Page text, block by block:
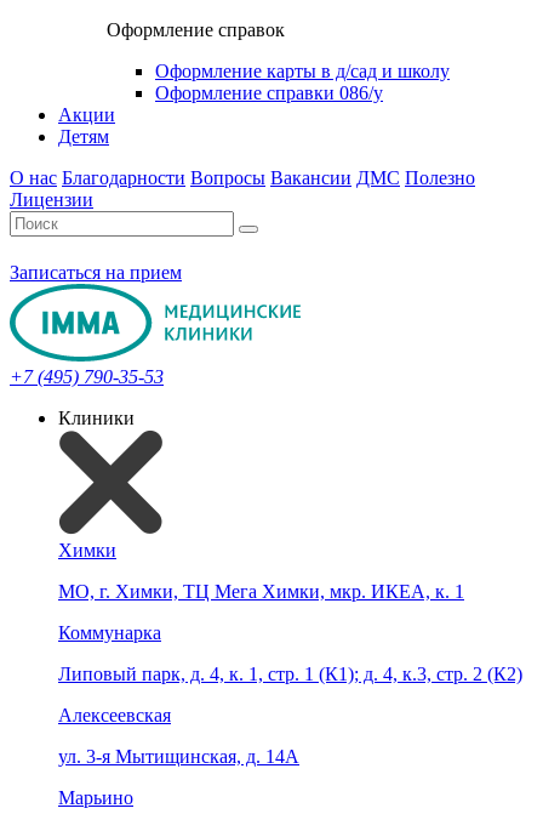
Оформление справок
Оформление карты в д/сад и школу
Оформление справки 086/у
Акции
Детям
О нас Благодарности Вопросы Вакансии ДМС Полезно
Лицензии
Записаться на прием
+7 (495) 790-35-53
Клиники
Химки
МО, г. Химки, ТЦ Мега Химки, мкр. ИКЕА, к. 1
Коммунарка
Липовый парк, д. 4, к. 1, стр. 1 (К1); д. 4, к.3, стр. 2 (К2)
Алексеевская
ул. 3-я Мытищинская, д. 14А
Марьино